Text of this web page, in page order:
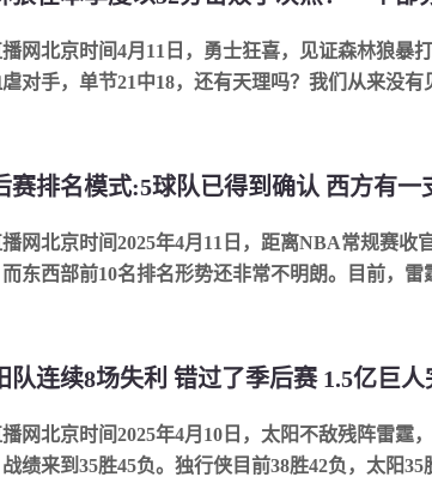
播网北京时间4月11日，勇士狂喜，见证森林狼暴
对手，单节21中18，还有天理吗？我们从来没有
播网北京时间2025年4月11日，距离NBA常规赛收
而东西部前10名排名形势还非常不明朗。目前，雷
队连续8场失利 错过了季后赛 1.5亿巨人
网北京时间2025年4月10日，太阳不敌残阵雷霆
战绩来到35胜45负。独行侠目前38胜42负，太阳